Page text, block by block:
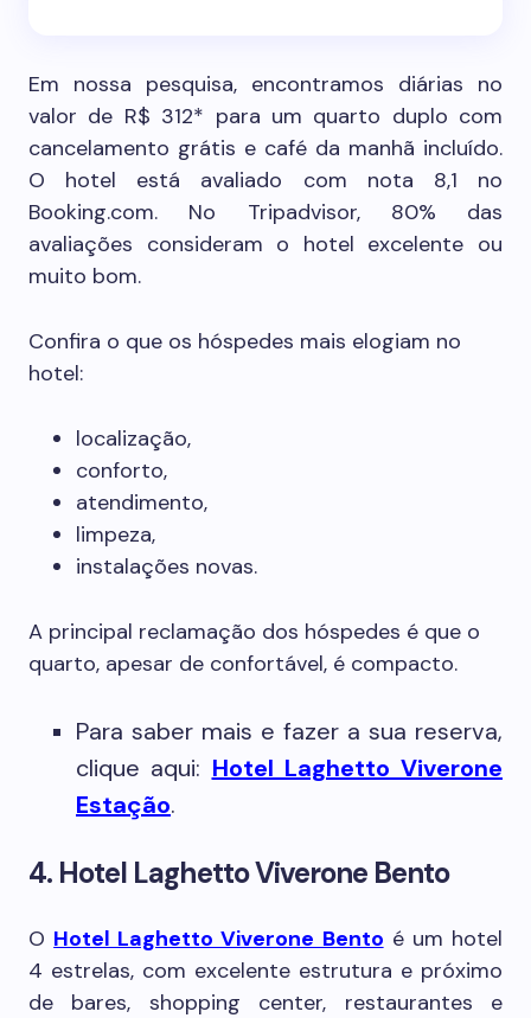
Em nossa pesquisa, encontramos diárias no
valor de R$ 312* para um quarto duplo com
cancelamento grátis e café da manhã incluído.
O hotel está avaliado com nota 8,1 no
Booking.com. No Tripadvisor, 80% das
avaliações consideram o hotel excelente ou
muito bom.
Confira o que os hóspedes mais elogiam no
hotel:
localização,
conforto,
atendimento,
limpeza,
instalações novas.
A principal reclamação dos hóspedes é que o
quarto, apesar de confortável, é compacto.
Para saber mais e fazer a sua reserva,
clique aqui: Hotel Laghetto Viverone
Estação.
4. Hotel Laghetto Viverone Bento
O Hotel Laghetto Viverone Bento é um hotel
4 estrelas, com excelente estrutura e próximo
de bares, shopping center, restaurantes e